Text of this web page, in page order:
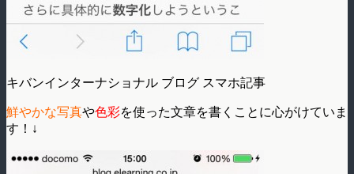
キバンインターナショナル ブログ スマホ記事
鮮やかな写真や色彩を使った文章を書くことに心がけていま
す！↓